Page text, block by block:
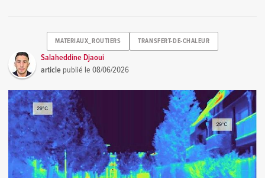
MATERIAUX_ROUTIERS TRANSFERT-DE-CHALEUR
Salaheddine Djaoui
article publié le08/06/2026